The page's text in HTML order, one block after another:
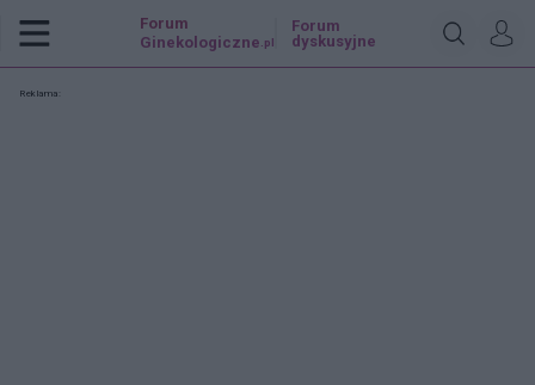
Forum
Ginekologiczne .pl
Forum
dyskusyjne
Reklama: